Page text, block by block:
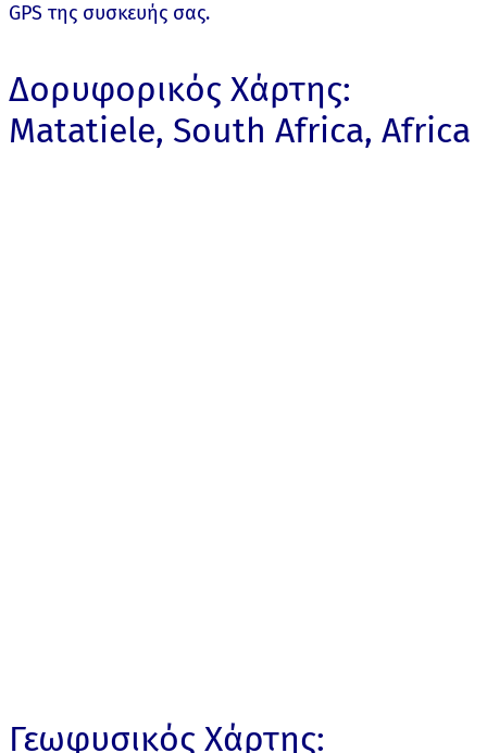
GPS της συσκευής σας.
Δορυφορικός Χάρτης:
Matatiele, South Africa, Africa
Γεωφυσικός Χάρτης: